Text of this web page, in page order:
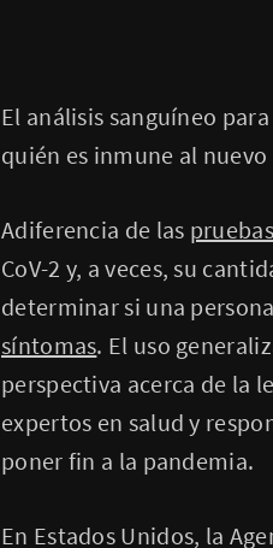
El análisis sanguíneo
quién es inmune al
Adiferencia de las
CoV-2 y, a veces, su
determinar si una
síntomas. El uso
perspectiva acerca de la
expertos en salud y
poner fin a la pandemia.
En Estados Unidos, la